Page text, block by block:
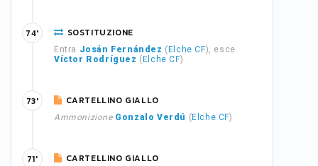
SOSTITUZIONE
Entra Josán Fernández ( Elche CF), esce
Víctor Rodríguez ( Elche CF)
74'
CARTELLINO GIALLO
Ammonizione Gonzalo Verdú ( Elche CF)
73'
CARTELLINO GIALLO
71'